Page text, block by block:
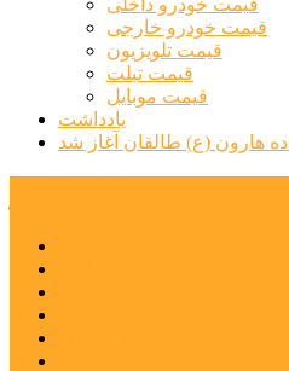
قیمت خودرو خارجی
قیمت تلویزیون
قیمت تبلت
قیمت موبایل
یادداشت
هارون (ع) طالقان آغاز شد